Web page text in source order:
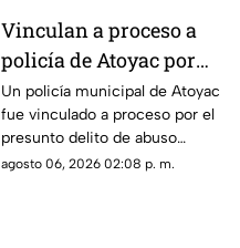
Vinculan a proceso a
policía de Atoyac por
presunto 4BUS0
S3XU4L infantil
Un policía municipal de Atoyac
fue vinculado a proceso por el
presunto delito de abuso
sexual infantil contra una
agosto 06, 2026 02:08 p. m.